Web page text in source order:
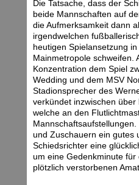
Die Tatsache, dass der
beide Mannschaften auf
die Aufmerksamkeit dann
irgendwelchen
heutigen Spielansetzung
Mainmetropole schweifen.
Konzentration dem Spiel
Wedding und dem MSV
Stadionsprecher des
verkündet inzwischen über
welche an den
und Zuschauern ein gutes
Schiedsrichter eine
um eine Gedenkminute für
plötzlich verstorbenen